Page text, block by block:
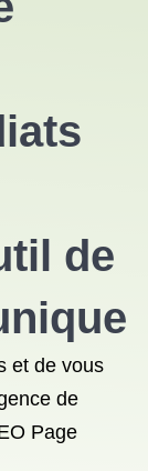
de
et de vous
de
Page